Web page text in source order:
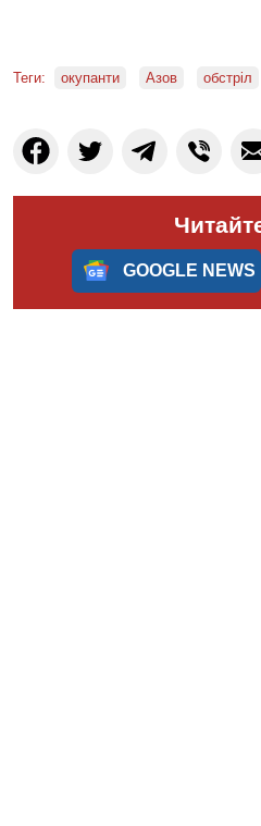
Теги: окупанти Азов обстріл
GOOGLE NEWS